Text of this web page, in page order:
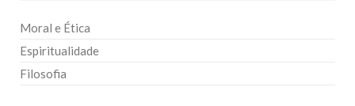
Moral e Ética
Espiritualidade
Filosofia